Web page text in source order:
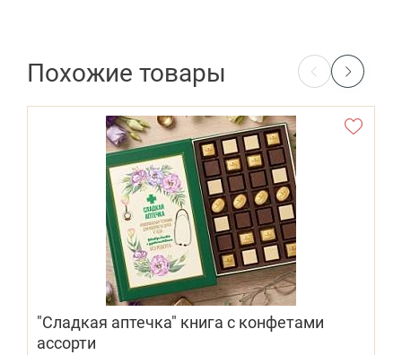
Похожие товары
"Сладкая аптечка" книга с конфетами
ассорти